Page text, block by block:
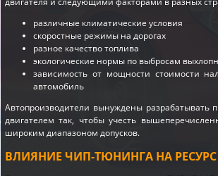
различные климатические условия
скоростные режимы на дорогах
разное качество топлива
экологические нормы по выбросам
зависимость от мощности стоимости
автомобиль
Автопроизводители вынуждены разрабатывать
двигателем так, чтобы учесть
широким диапазоном допусков.
ВЛИЯНИЕ ЧИП-ТЮНИНГА НА